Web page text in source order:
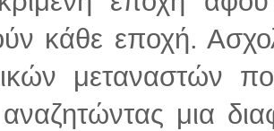
κάθε εποχή.
μεταναστών
αναζητώντας μια